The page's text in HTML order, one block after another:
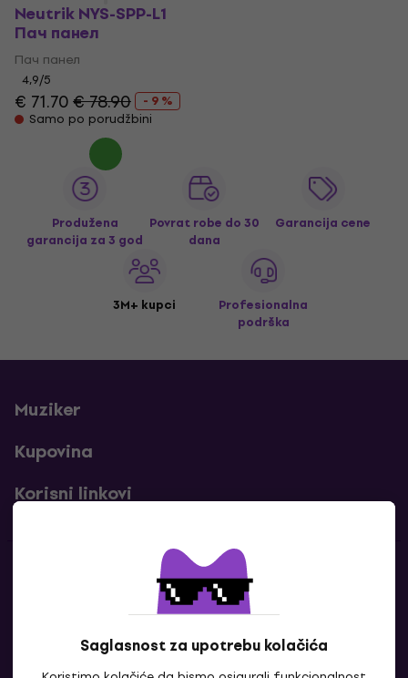
Saglasnost za upotrebu kolačića
Neutrik NYS-SPP-L1
Пач панел
Пач панел
4,9/5
€ 71.70€ 78.90
- 9 %
Samo po porudžbini
Produžena
garancija za 3 god
Povrat robe do 30
dana
Garancija cene
3M+ kupci
Profesionalna
podrška
Muziker
Kupovina
Korisni linkovi
Kontakti
Kontaktiraj nas